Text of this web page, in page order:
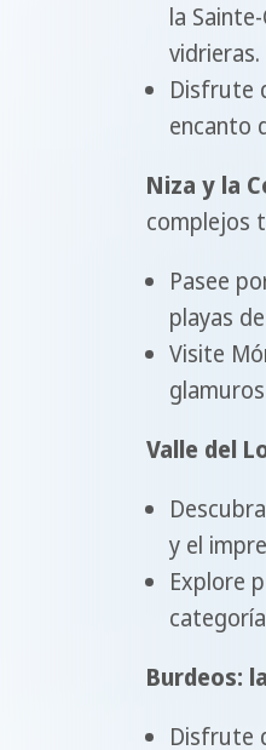
la
vidrieras.
Disfrute
encanto
Niza y la
complejos
Pasee
playas
Visite
Valle del
y el
Explore
Burdeos:
Disfrute